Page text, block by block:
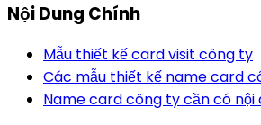
Nội Dung Chính
Mẫu thiết kế card visit công ty
Các mẫu thiết kế name card
Name card công ty cần có nội